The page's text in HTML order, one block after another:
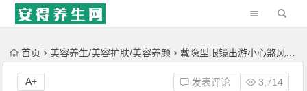
'); })();
首页 美容养生/美容护肤/美容养颜 戴隐型眼镜出游小心煞风景 勿踩3大地雷！
发表评论 3,714
A+